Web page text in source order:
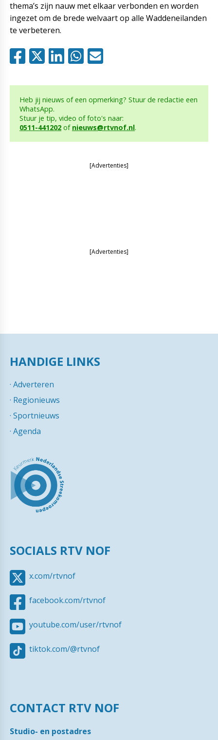
thema’s zijn nauw met elkaar verbonden en worden
ingezet om de brede welvaart op alle Waddeneilanden
te verbeteren.
Heb jij nieuws of een opmerking? Stuur de redactie een
WhatsApp.
Stuur je tip, video of foto's naar:
0511-441202 of nieuws@rtvnof.nl.
[Advertenties]
[Advertenties]
HANDIGE LINKS
· Adverteren
· Regionieuws
· Sportnieuws
· Agenda
SOCIALS RTV NOF
x.com/rtvnof
facebook.com/rtvnof
youtube.com/user/rtvnof
tiktok.com/@rtvnof
CONTACT RTV NOF
Studio- en postadres